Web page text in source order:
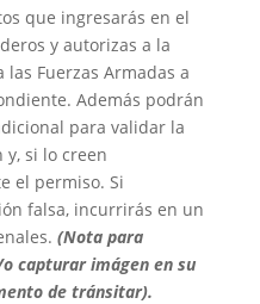
que ingresarás en el
y autorizas a la
las Fuerzas Armadas a
Además podrán
para validar la
si lo creen
el permiso. Si
falsa, incurrirás en un
(Nota para
capturar imágen en su
de tránsitar).